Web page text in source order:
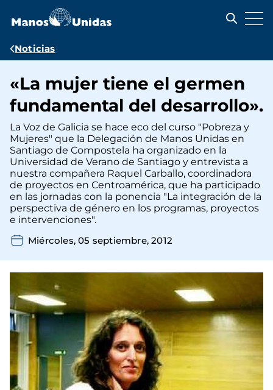
contenido
Ruta
navegación
Noticias
«La mujer tiene el germen
fundamental del desarrollo».
La Voz de Galicia se hace eco del curso "Pobreza y
Mujeres" que la Delegación de Manos Unidas en
Santiago de Compostela ha organizado en la
Universidad de Verano de Santiago y entrevista a
nuestra compañera Raquel Carballo, coordinadora
de proyectos en Centroamérica, que ha participado
en las jornadas con la ponencia "La integración de la
perspectiva de género en los programas, proyectos
e intervenciones".
Miércoles, 05 septiembre, 2012